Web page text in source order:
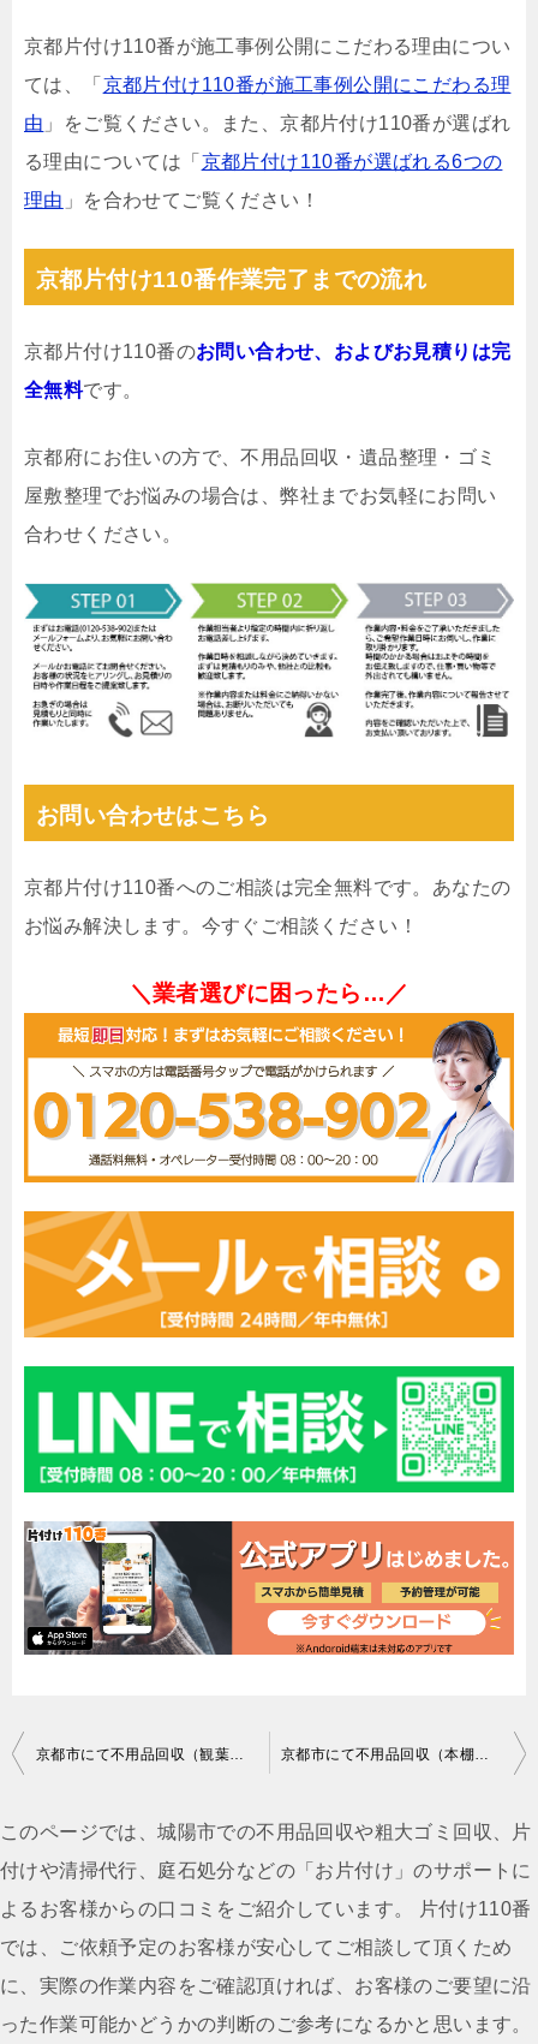
京都片付け110番が施工事例公開にこだわる理由につい
ては、「 京都片付け110番が施工事例公開にこだわる理
由 」をご覧ください。また、京都片付け110番が選ばれ
る理由については「 京都片付け110番が選ばれる6つの
理由 」を合わせてご覧ください！
京都片付け110番作業完了までの流れ
京都片付け110番のお問い合わせ、およびお見積りは完
全無料です。
京都府にお住いの方で、不用品回収・遺品整理・ゴミ
屋敷整理でお悩みの場合は、弊社までお気軽にお問い
合わせください。
お問い合わせはこちら
京都片付け110番へのご相談は完全無料です。あなたの
お悩み解決します。今すぐご相談ください！
＼業者選びに困ったら…／
投
ナ
ビ
ゲ
ー
シ
ョ
京都市にて不用品回収（観葉植物）ご依頼の槇野様の声 京都市にて不用品回収（本棚、カラーボックス、テレビ台）ご依頼のこにし様の声
このページでは、城陽市での不用品回収や粗大ゴミ回収、片
付けや清掃代行、庭石処分などの「お片付け」のサポートに
よるお客様からの口コミをご紹介しています。 片付け110番
では、ご依頼予定のお客様が安心してご相談して頂くため
に、実際の作業内容をご確認頂ければ、お客様のご要望に沿
った作業可能かどうかの判断のご参考になるかと思います。